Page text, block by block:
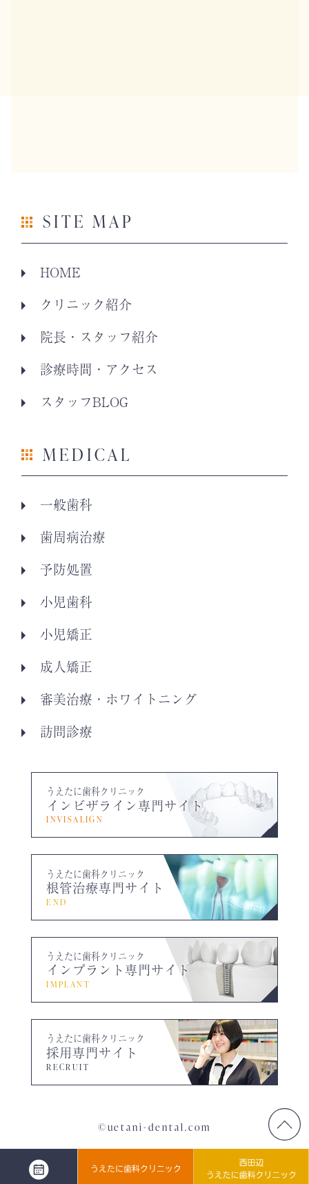
SITE MAP
HOME
クリニック紹介
院長・スタッフ紹介
診療時間・アクセス
スタッフBLOG
MEDICAL
一般歯科
歯周病治療
予防処置
小児歯科
小児矯正
成人矯正
審美治療・ホワイトニング
訪問診療
うえたに歯科クリニック
インビザライン専門サイト
INVISALIGN
うえたに歯科クリニック
根管治療専門サイト
END
うえたに歯科クリニック
インプラント専門サイト
IMPLANT
うえたに歯科クリニック
採用専門サイト
RECRUIT
©uetani-dental.com